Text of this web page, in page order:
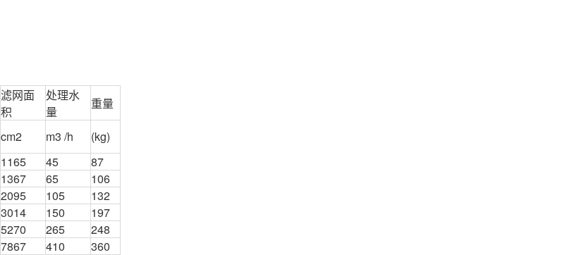
滤网面
积
处理水
量
重量
cm2 m3 /h
(kg)
1165 45
87
1367 65
106
2095 105
132
3014 150
197
5270 265
248
7867 410 360